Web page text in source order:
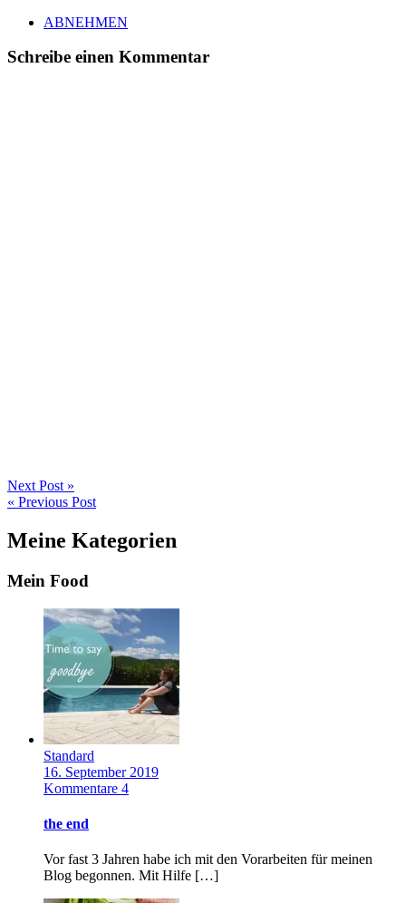
ABNEHMEN
Schreibe einen Kommentar
Next Post »
« Previous Post
Meine Kategorien
Mein Food
Standard
16. September 2019
Kommentare 4
the end
Vor fast 3 Jahren habe ich mit den Vorarbeiten für meinen
Blog begonnen. Mit Hilfe […]